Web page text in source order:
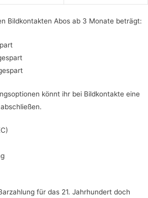
Bildkontakten Abos ab 3 Monate beträgt:
könnt ihr bei Bildkontakte eine
für das 21. Jahrhundert doch